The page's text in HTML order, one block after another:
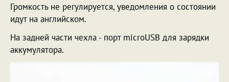
Громкость не регулируется, уведомления о состоянии
идут на английском.
На задней части чехла - порт microUSB для зарядки
аккумулятора.